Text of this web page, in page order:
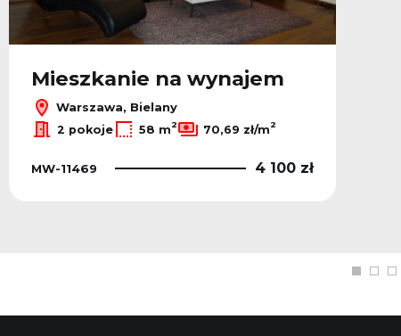
Mieszkanie na wynajem
Warszawa, Bielany
2 pokoje 58 m2 70,69 zł/m2
MW-11469 4 100 zł